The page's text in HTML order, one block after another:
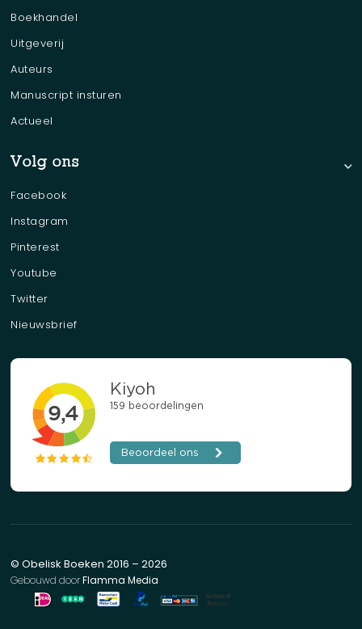
Boekhandel
Uitgeverij
Auteurs
Manuscript insturen
Actueel
Volg ons
Facebook
Instagram
Pinterest
Youtube
Twitter
Nieuwsbrief
© Obelisk Boeken 2016 – 2026
Gebouwd doorFlamma Media